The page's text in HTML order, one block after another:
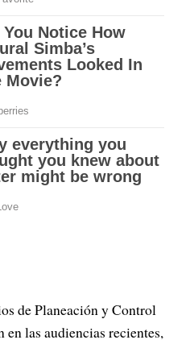
de Planeación y Control
las audiencias recientes,